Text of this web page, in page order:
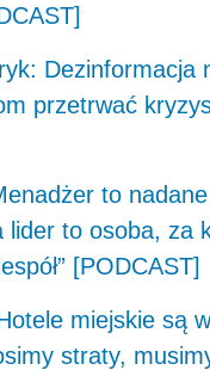
Dezinformacja
przetrwać
to nadane
lider to osoba, za
[PODCAST]
miejskie są
straty,